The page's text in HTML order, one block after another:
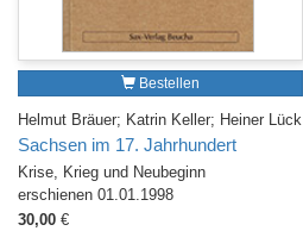
Bestellen
Helmut Bräuer; Katrin Keller; Heiner Lück
Sachsen im 17. Jahrhundert
Krise, Krieg und Neubeginn
erschienen 01.01.1998
30,00 €